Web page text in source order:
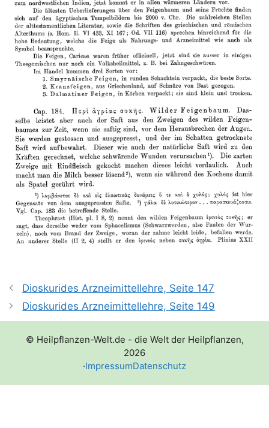
Dioskurides Arzneimittellehre, Seite 147
Dioskurides Arzneimittellehre, Seite 149
© Heilpflanzen-Welt.de - die Welt der Heilpflanzen,
2026
·ImpressumDatenschutz